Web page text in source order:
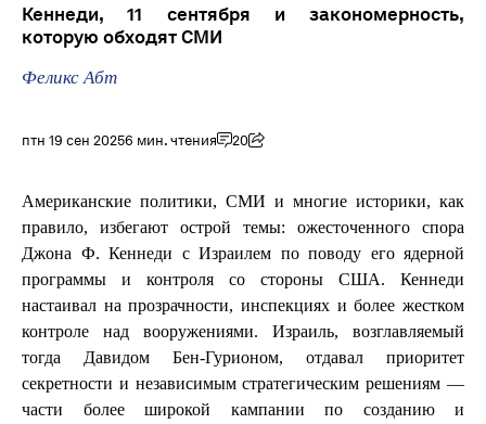
Кеннеди, 11 сентября и закономерность,
которую обходят СМИ
Феликс Абт
птн 19 сен 20256 мин. чтения 20
Американские политики, СМИ и многие историки, как
правило, избегают острой темы: ожесточенного спора
Джона Ф. Кеннеди с Израилем по поводу его ядерной
программы и контроля со стороны США. Кеннеди
настаивал на прозрачности, инспекциях и более жестком
контроле над вооружениями. Израиль, возглавляемый
тогда Давидом Бен-Гурионом, отдавал приоритет
секретности и независимым стратегическим решениям —
части более широкой кампании по созданию и